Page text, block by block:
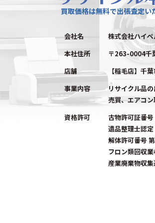
買取価格は無料で出張査定い
会社名
株式会社ハイペ
本社住所
〒263-0004千
店舗
【稲毛店】千
事業内容
リサイクル品
売買、エアコ
資格許可
古物許可証番
遺品整理士認
解体許可番号
フロン類回収
産業廃棄物収